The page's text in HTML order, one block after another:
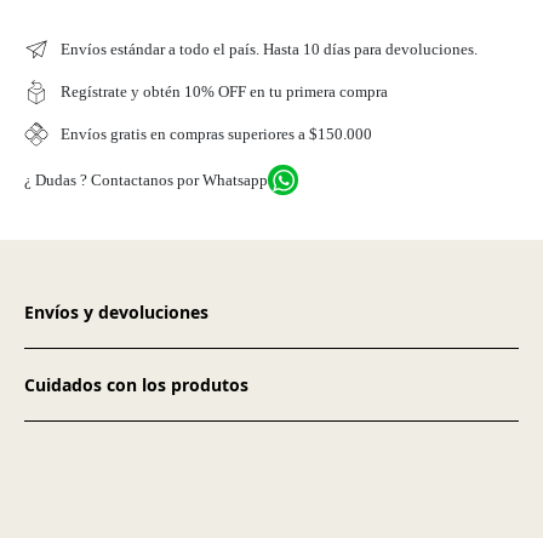
Envíos estándar a todo el país. Hasta 10 días para devoluciones.
Regístrate y obtén 10% OFF en tu primera compra
Envíos gratis en compras superiores a $150.000
¿ Dudas ? Contactanos por Whatsapp
Envíos y devoluciones
Cuidados con los produtos